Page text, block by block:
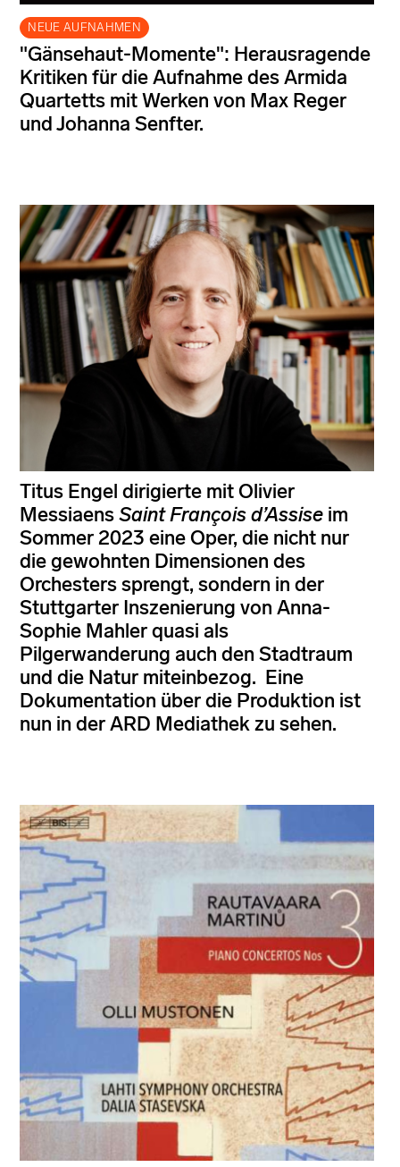
NEUE AUFNAHMEN
"Gänsehaut-Momente": Herausragende
Kritiken für die Aufnahme des Armida
Quartetts mit Werken von Max Reger
und Johanna Senfter.
Titus Engel dirigierte mit Olivier
MessiaensSaint François d’Assise im
Sommer 2023 eine Oper, die nicht nur
die gewohnten Dimensionen des
Orchesters sprengt, sondern in der
Stuttgarter Inszenierung von Anna-
Sophie Mahler quasi als
Pilgerwanderung auch den Stadtraum
und die Natur miteinbezog. Eine
Dokumentation über die Produktion ist
nun in der ARD Mediathek zu sehen.